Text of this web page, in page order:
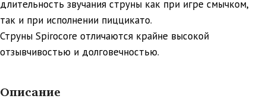
длительность звучания струны как при игре смычком,
так и при исполнении пиццикато.
Струны Spirocore отличаются крайне высокой
отзывчивостью и долговечностью.
Описание